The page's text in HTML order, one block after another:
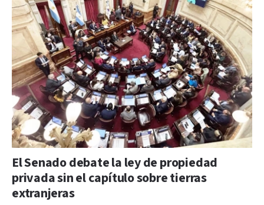
El Senado debate la ley de propiedad
privada sin el capítulo sobre tierras
extranjeras